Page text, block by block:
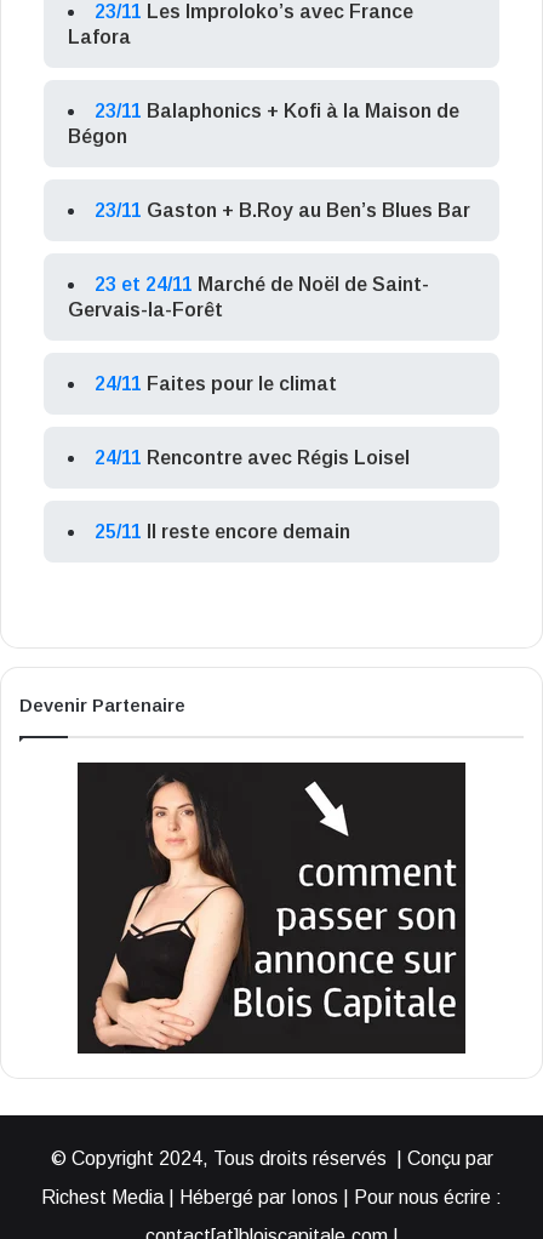
23/11 Les Improloko’s avec France
Lafora
23/11 Balaphonics + Kofi à la Maison de
Bégon
23/11 Gaston + B.Roy au Ben’s Blues Bar
23 et 24/11 Marché de Noël de Saint-
Gervais-la-Forêt
24/11 Faites pour le climat
24/11 Rencontre avec Régis Loisel
25/11 Il reste encore demain
Devenir Partenaire
© Copyright 2024, Tous droits réservés | Conçu par
Richest Media | Hébergé par Ionos | Pour nous écrire :